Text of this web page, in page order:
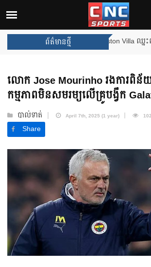
ព័ត៌មានថ្មី
ឈ្នះពានរង្វាន់បន្ថែមទៀត បន្ទាប់ពី Aston Villa ឈ្ន
លោក Jose Mourinho រងការពិ
កម្មភាពមិនសមរម្យលើគ្រូបង្វឹក
បាល់ទាត់ April 7th, 2025 (1 year)
Share